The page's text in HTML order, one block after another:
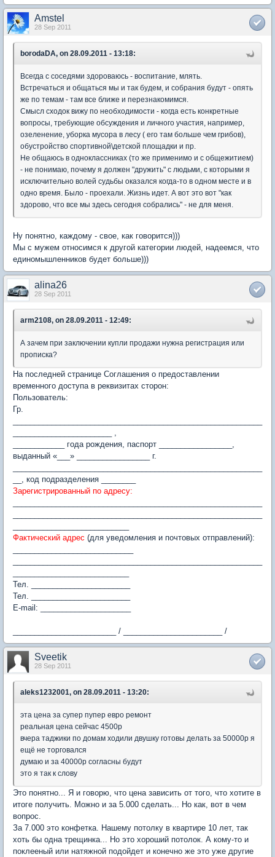
Amstel
28 Sep 2011
borodaDA, on 28.09.2011 - 13:18:
Всегда с соседями здороваюсь - воспитание, млять.
Встречаться и общаться мы и так будем, и собрания будут - опять
же по темам - там все ближе и перезнакомимся.
Смысл сходок вижу по необходимости - когда есть конкретные
вопросы, требующие обсуждения и личного участия, например,
озеленение, уборка мусора в лесу ( его там больше чем грибов),
обустройство спортивной\детской площадки и пр.
Не общаюсь в одноклассниках (то же применимо и с общежитием)
- не понимаю, почему я должен "дружить" с людьми, с которыми я
исключительно волей судьбы оказался когда-то в одном месте и в
одно время. Было - проехали. Жизнь идет. А вот это вот "как
здорово, что все мы здесь сегодня собрались" - не для меня.
Ну понятно, каждому - свое, как говорится)))
Мы с мужем относимся к другой категории людей, надеемся, что
единомышленников будет больше)))
alina26
28 Sep 2011
arm2108, on 28.09.2011 - 12:49:
А зачем при заключении купли продажи нужна регистрация или
прописка?
На последней странице Соглашения о предоставлении
временного доступа в реквизитах сторон:
Пользователь:
Гр.
____________ года рождения, паспорт _________________,
выданный «___» _________________ г.
__, код подразделения ________
Зарегистрированный по адресу:
Фактический адрес (для уведомления и почтовых отправлений):
Тел. _______________________
Тел. _______________________
E-mail: _____________________
________________________ / _______________________ /
Sveetik
28 Sep 2011
aleks1232001, on 28.09.2011 - 13:20:
эта цена за супер пупер евро ремонт
реальная цена сейчас 4500р
вчера таджики по домам ходили двушку готовы делать за 50000р я
ещё не торговался
думаю и за 40000р согласны будут
это я так к слову
Это понятно... Я и говорю, что цена зависить от того, что хотите в
итоге получить. Можно и за 5.000 сделать... Но как, вот в чем
вопрос.
За 7.000 это конфетка. Нашему потолку в квартире 10 лет, так
хоть бы одна трещинка... Но это хороший потолок. А кому-то и
поклееный или натяжной подойдет и конечно же это уже другие